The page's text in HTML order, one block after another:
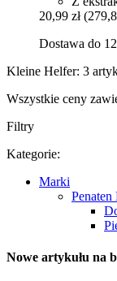
20,99 zł
Dostawa do
Kleine Helfer: 3
Wszystkie ceny
Filtry
Kategorie:
Marki
Penaten
Nowe artykułu na